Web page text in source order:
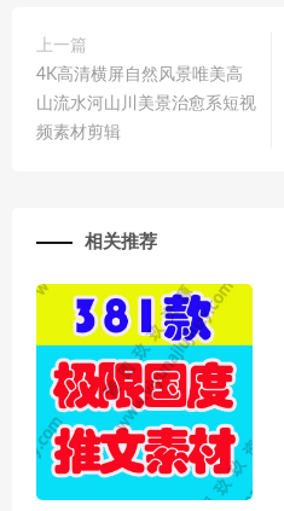
上一篇
4K高清横屏自然风景唯美高
山流水河山川美景治愈系短视
频素材剪辑
相关推荐